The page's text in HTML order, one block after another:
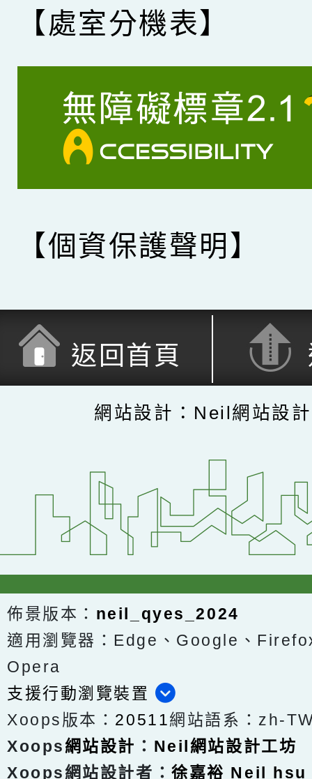
【處室分機表】
【個資保護聲明】
返回首頁
網站設計：Neil網站設
佈景版本： neil_qyes_2024
適用瀏覽器：Edge、Google、
Opera
支援行動瀏覽裝置
Xoops版本： 20511網站語系：zh-
Xoops網站設計 ： Neil網站設計工坊
Xoops網站設計者：徐嘉裕 Neil hsu